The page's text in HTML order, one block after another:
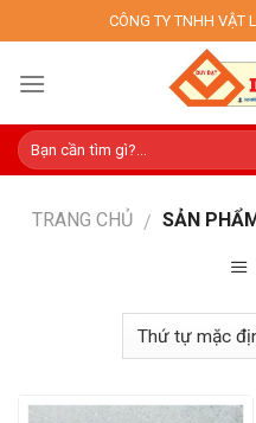
to
content
CÔNG TY TNHH VẬT
TRANG CHỦ / SẢN